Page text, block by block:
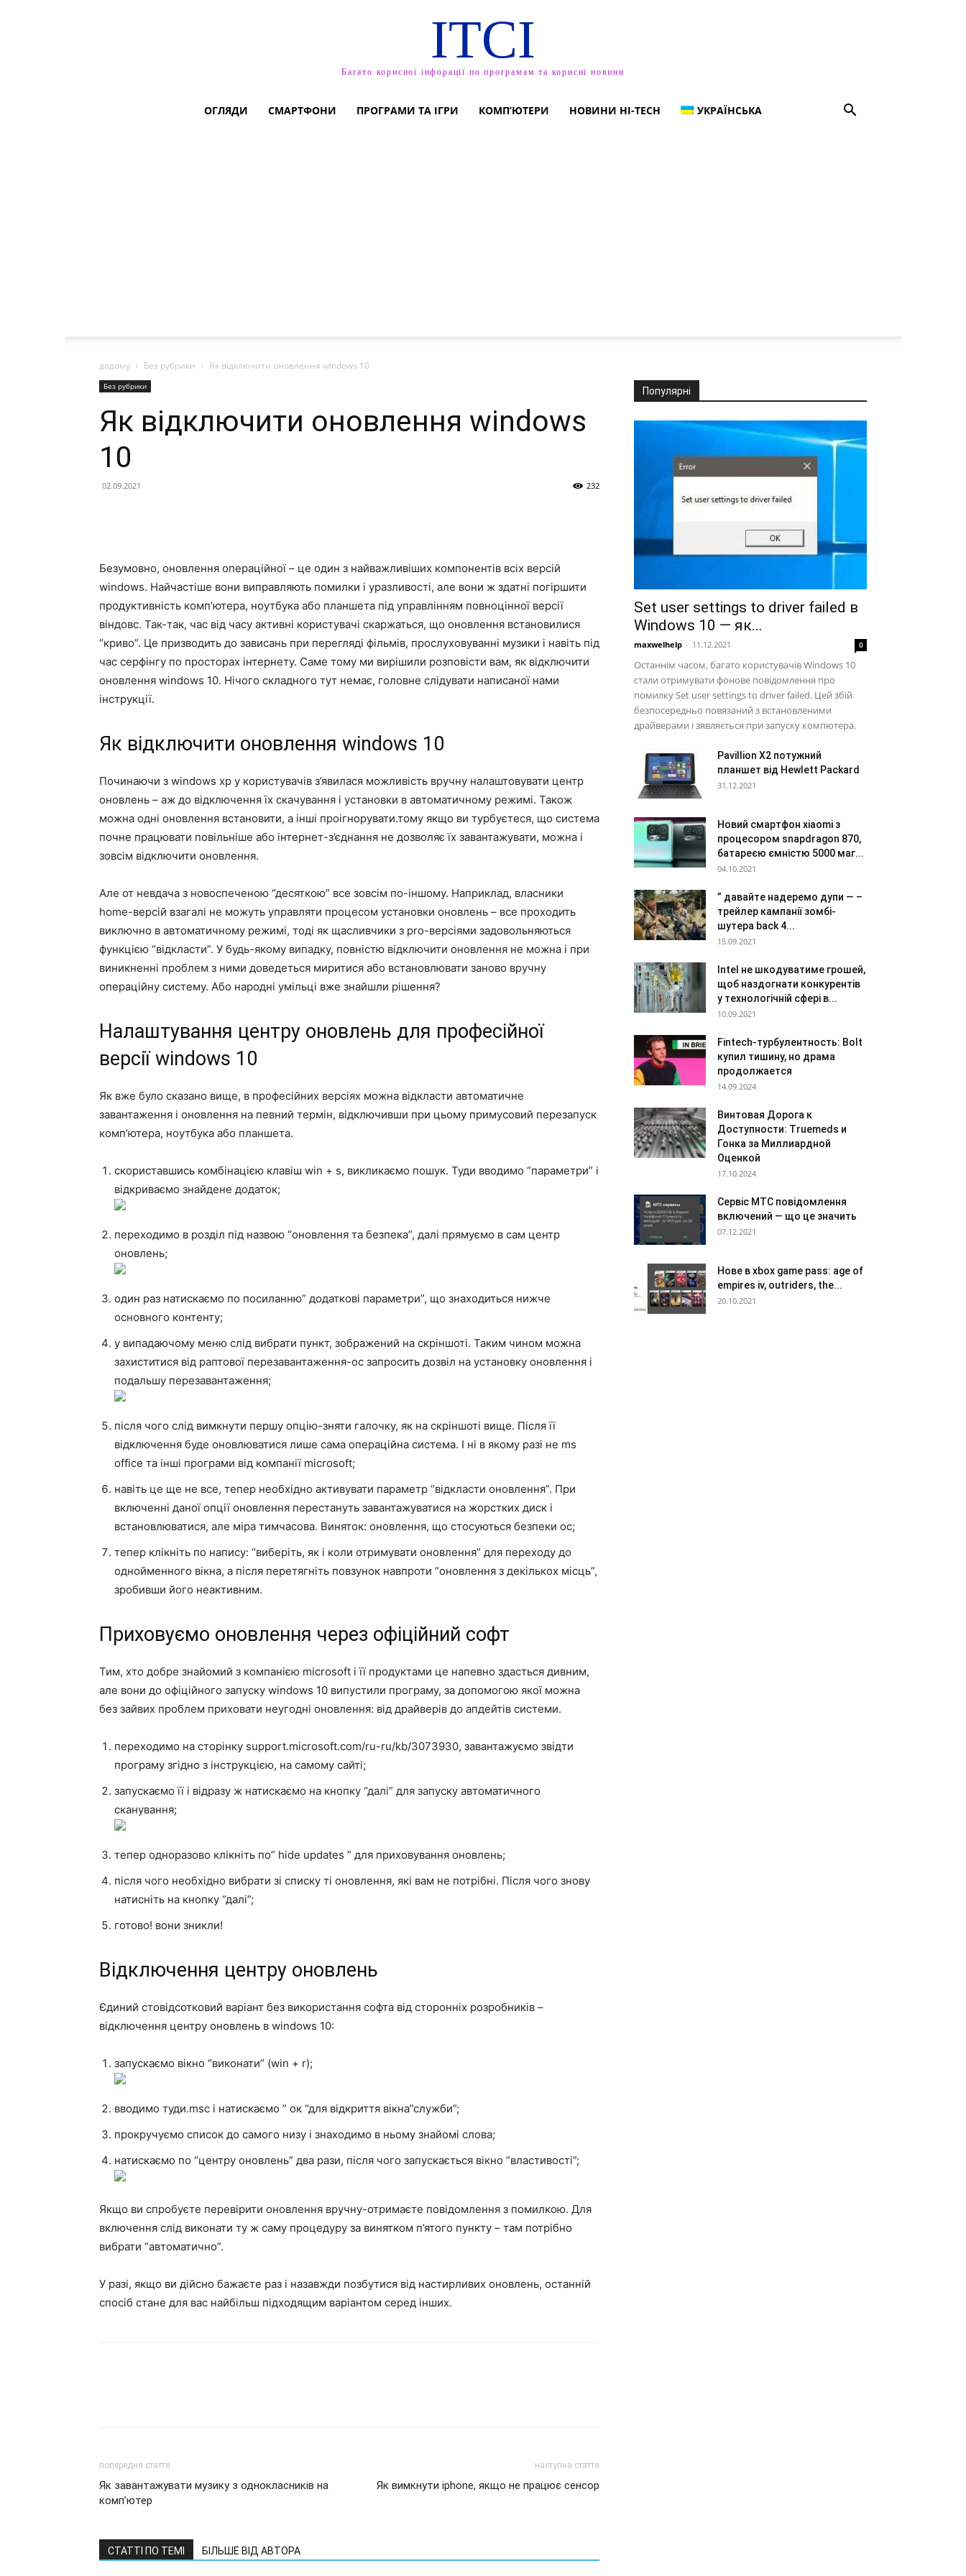
ITCI
Багато корисної інфорації по програмам та корисні новини
ОГЛЯДИ СМАРТФОНИ ПРОГРАМИ ТА ІГРИ КОМП’ЮТЕРИ НОВИНИ HI-TECH УКРАЇНСЬКА
додому Без рубрики Як відключити оновлення windows 10
Без рубрики
Як відключити оновлення windows
10
02.09.2021 232
Безумовно, оновлення операційної – це один з найважливіших компонентів всіх версій
windows. Найчастіше вони виправляють помилки і уразливості, але вони ж здатні погіршити
продуктивність комп’ютера, ноутбука або планшета під управлінням повноцінної версії
віндовс. Так-так, час від часу активні користувачі скаржаться, що оновлення встановилися
“криво”. Це призводить до зависань при перегляді фільмів, прослуховуванні музики і навіть під
час серфінгу по просторах інтернету. Саме тому ми вирішили розповісти вам, як відключити
оновлення windows 10. Нічого складного тут немає, головне слідувати написаної нами
інструкції.
Як відключити оновлення windows 10
Починаючи з windows xp у користувачів з’явилася можливість вручну налаштовувати центр
оновлень – аж до відключення їх скачування і установки в автоматичному режимі. Також
можна одні оновлення встановити, а інші проігнорувати.тому якщо ви турбуєтеся, що система
почне працювати повільніше або інтернет-з’єднання не дозволяє їх завантажувати, можна і
зовсім відключити оновлення.
Але от невдача з новоспеченою “десяткою” все зовсім по-іншому. Наприклад, власники
home-версій взагалі не можуть управляти процесом установки оновлень – все проходить
виключно в автоматичному режимі, тоді як щасливчики з pro-версіями задовольняються
функцією “відкласти”. У будь-якому випадку, повністю відключити оновлення не можна і при
виникненні проблем з ними доведеться миритися або встановлювати заново вручну
операційну систему. Або народні умільці вже знайшли рішення?
Налаштування центру оновлень для професійної
версії windows 10
Як вже було сказано вище, в професійних версіях можна відкласти автоматичне
завантаження і оновлення на певний термін, відключивши при цьому примусовий перезапуск
комп’ютера, ноутбука або планшета.
скориставшись комбінацією клавіш win + s, викликаємо пошук. Туди вводимо “параметри” і
відкриваємо знайдене додаток;
переходимо в розділ під назвою “оновлення та безпека”, далі прямуємо в сам центр
оновлень;
один раз натискаємо по посиланню” додаткові параметри”, що знаходиться нижче
основного контенту;
у випадаючому меню слід вибрати пункт, зображений на скріншоті. Таким чином можна
захиститися від раптової перезавантаження-ос запросить дозвіл на установку оновлення і
подальшу перезавантаження;
після чого слід вимкнути першу опцію-зняти галочку, як на скріншоті вище. Після її
відключення буде оновлюватися лише сама операційна система. І ні в якому разі не ms
office та інші програми від компанії microsoft;
навіть це ще не все, тепер необхідно активувати параметр “відкласти оновлення”. При
включенні даної опції оновлення перестануть завантажуватися на жорстких диск і
встановлюватися, але міра тимчасова. Виняток: оновлення, що стосуються безпеки ос;
тепер клікніть по напису: “виберіть, як і коли отримувати оновлення” для переходу до
однойменного вікна, а після перетягніть повзунок навпроти “оновлення з декількох місць”,
зробивши його неактивним.
Приховуємо оновлення через офіційний софт
Тим, хто добре знайомий з компанією microsoft і її продуктами це напевно здасться дивним,
але вони до офіційного запуску windows 10 випустили програму, за допомогою якої можна
без зайвих проблем приховати неугодні оновлення: від драйверів до апдейтів системи.
переходимо на сторінку support.microsoft.com/ru-ru/kb/3073930, завантажуємо звідти
програму згідно з інструкцією, на самому сайті;
запускаємо її і відразу ж натискаємо на кнопку “далі” для запуску автоматичного
сканування;
тепер одноразово клікніть по” hide updates ” для приховування оновлень;
після чого необхідно вибрати зі списку ті оновлення, які вам не потрібні. Після чого знову
натисніть на кнопку “далі”;
готово! вони зникли!
Відключення центру оновлень
Єдиний стовідсотковий варіант без використання софта від сторонніх розробників –
відключення центру оновлень в windows 10:
запускаємо вікно “виконати” (win + r);
вводимо туди.msc і натискаємо ” ок “для відкриття вікна”служби”;
прокручуємо список до самого низу і знаходимо в ньому знайомі слова;
натискаємо по “центру оновлень” два рази, після чого запускається вікно “властивості”;
Якщо ви спробуєте перевірити оновлення вручну-отримаєте повідомлення з помилкою. Для
включення слід виконати ту ж саму процедуру за винятком п’ятого пункту – там потрібно
вибрати “автоматично”.
У разі, якщо ви дійсно бажаєте раз і назавжди позбутися від настирливих оновлень, останній
спосіб стане для вас найбільш підходящим варіантом серед інших.
попередня стаття
Як завантажувати музику з однокласників на
комп’ютер
наступна стаття
Як вимкнути iphone, якщо не працює сенсор
СТАТТІ ПО ТЕМІ БІЛЬШЕ ВІД АВТОРА
Популярні
Set user settings to driver failed в
Windows 10 — як...
maxwelhelp - 11.12.2021 0
Останнім часом, багато користувачів Windows 10
стали отримувати фонове повідомлення про
помилку Set user settings to driver failed. Цей збій
безпосередньо повязаний з встановленими
драйверами і зявляється при запуску компютера.
Pavillion X2 потужний
планшет від Hewlett Packard
31.12.2021
Новий смартфон xiaomi з
процесором snapdragon 870,
батареєю ємністю 5000 маг...
04.10.2021
” давайте надеремо дупи — –
трейлер кампанії зомбі-
шутера back 4...
15.09.2021
Intel не шкодуватиме грошей,
щоб наздогнати конкурентів
у технологічній сфері в...
10.09.2021
Fintech-турбулентность: Bolt
купил тишину, но драма
продолжается
14.09.2024
Винтовая Дорога к
Доступности: Truemeds и
Гонка за Миллиардной
Оценкой
17.10.2024
Сервіс МТС повідомлення
включений — що це значить
07.12.2021
Нове в xbox game pass: age of
empires iv, outriders, the...
20.10.2021